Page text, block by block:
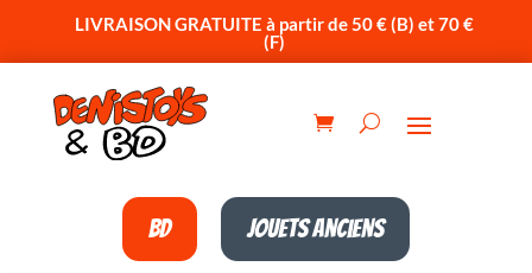
LIVRAISON GRATUITE à partir de 50 € (B) et 70 €
(F)
BD Jouets anciens